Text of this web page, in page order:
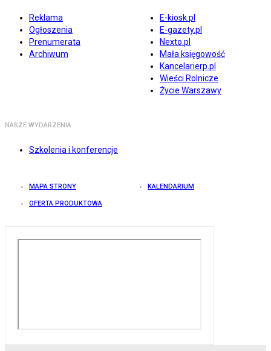
Reklama
Ogłoszenia
Prenumerata
Archiwum
E-kiosk.pl
E-gazety.pl
Nexto.pl
Mała księgowość
Kancelarierp.pl
Wieści Rolnicze
Życie Warszawy
NASZE WYDARZENIA
Szkolenia i konferencje
MAPA STRONY KALENDARIUM
OFERTA PRODUKTOWA